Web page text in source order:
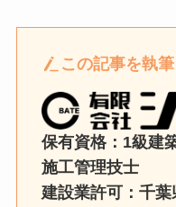
この記事を執
保有資格：1級建
施工管理技士
建設業許可：千